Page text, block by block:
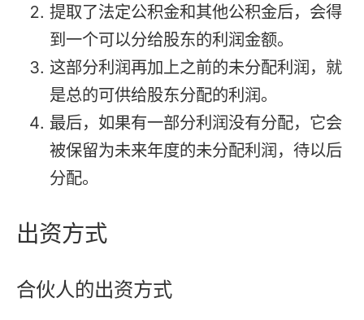
提取了法定公积金和其他公积金后，会得
到一个可以分给股东的利润金额。
这部分利润再加上之前的未分配利润，就
是总的可供给股东分配的利润。
最后，如果有一部分利润没有分配，它会
被保留为未来年度的未分配利润，待以后
分配。
出资方式
合伙人的出资方式